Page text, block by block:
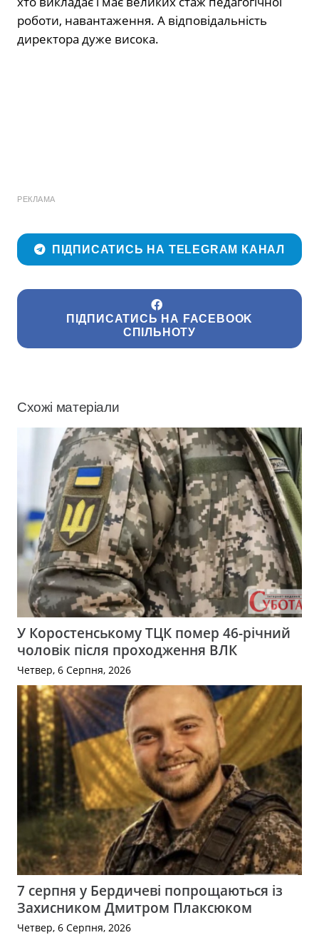
роботи, навантаження. А відповідальність
директора дуже висока.
РЕКЛАМА
ПІДПИСАТИСЬ НА TELEGRAM КАНАЛ
ПІДПИСАТИСЬ НА FACEBOOK
СПІЛЬНОТУ
Схожі матеріали
У Коростенському ТЦК помер 46-річний
чоловік після проходження ВЛК
Четвер, 6 Серпня, 2026
7 серпня у Бердичеві попрощаються із
Захисником Дмитром Плаксюком
Четвер, 6 Серпня, 2026